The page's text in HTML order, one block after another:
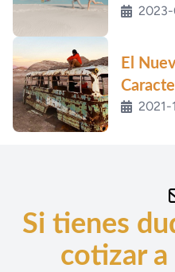
El
2021-
Si tienes
cotizar a